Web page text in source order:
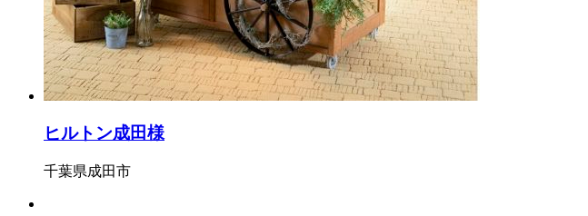
ヒルトン成田様
千葉県成田市